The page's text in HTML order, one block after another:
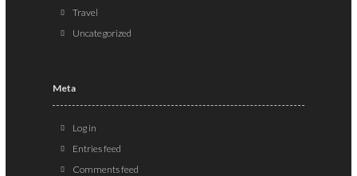
Travel
Uncategorized
Meta
Log in
Entries feed
Comments feed